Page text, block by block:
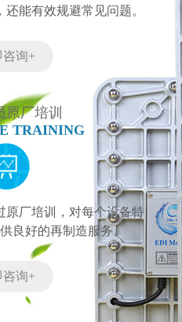
能有效规避常见问题。
咨询+
原厂培训
TRAINING
原厂培训，对每个设备特
良好的再制造服务。
咨询+